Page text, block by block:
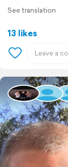
See translation
13 likes